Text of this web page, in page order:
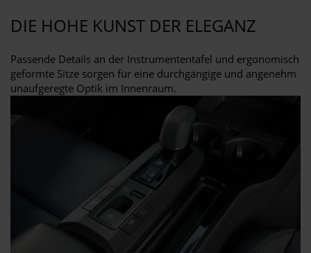
DIE HOHE KUNST DER ELEGANZ
Passende Details an der Instrumententafel und ergonomisch
geformte Sitze sorgen für eine durchgängige und angenehm
unaufgeregte Optik im Innenraum.